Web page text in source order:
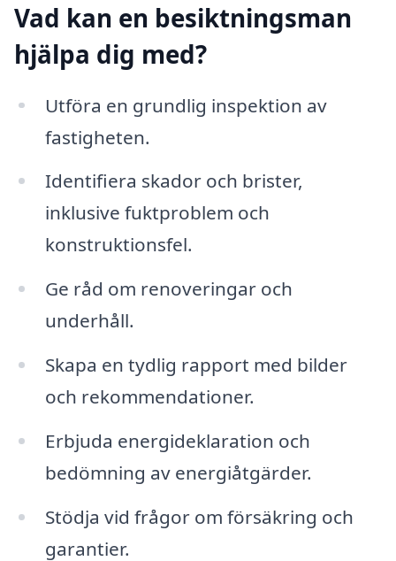
Vad kan en besiktningsman
hjälpa dig med?
Utföra en grundlig inspektion av
fastigheten.
Identifiera skador och brister,
inklusive fuktproblem och
konstruktionsfel.
Ge råd om renoveringar och
underhåll.
Skapa en tydlig rapport med bilder
och rekommendationer.
Erbjuda energideklaration och
bedömning av energiåtgärder.
Stödja vid frågor om försäkring och
garantier.